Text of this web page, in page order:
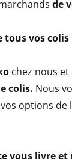
de
vos
chez nous
colis. Nous
options de
vous livre et